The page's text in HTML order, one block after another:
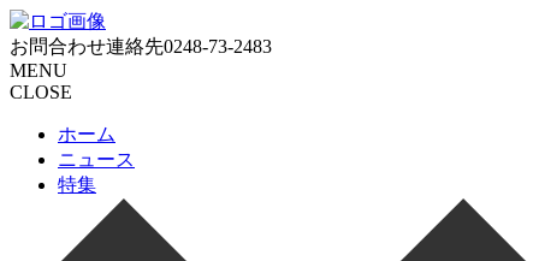
お問合わせ連絡先0248-73-2483
MENU
CLOSE
ホーム
ニュース
特集